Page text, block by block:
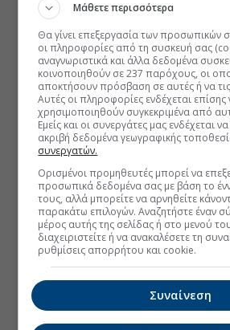
Μάθετε περισσότερα
Θα γίνει επεξεργασία των προσωπικών
οι πληροφορίες από τη συσκευή σας
αναγνωριστικά και άλλα δεδομένα
κοινοποιηθούν σε 237 παρόχους, οι
αποκτήσουν πρόσβαση σε αυτές ή να
Αυτές οι πληροφορίες ενδέχεται επίσης
χρησιμοποιηθούν συγκεκριμένα από
Εμείς και οι συνεργάτες μας ενδέχεται
ακριβή δεδομένα γεωγραφικής
συνεργατών.
Ορισμένοι προμηθευτές μπορεί να
προσωπικά δεδομένα σας με βάση το
τους, αλλά μπορείτε να αρνηθείτε
παρακάτω επιλογών. Αναζητήστε έναν
μέρος αυτής της σελίδας ή στο μενού
διαχειριστείτε ή να ανακαλέσετε τη
ρυθμίσεις απορρήτου και cookie.
Συναίνεση